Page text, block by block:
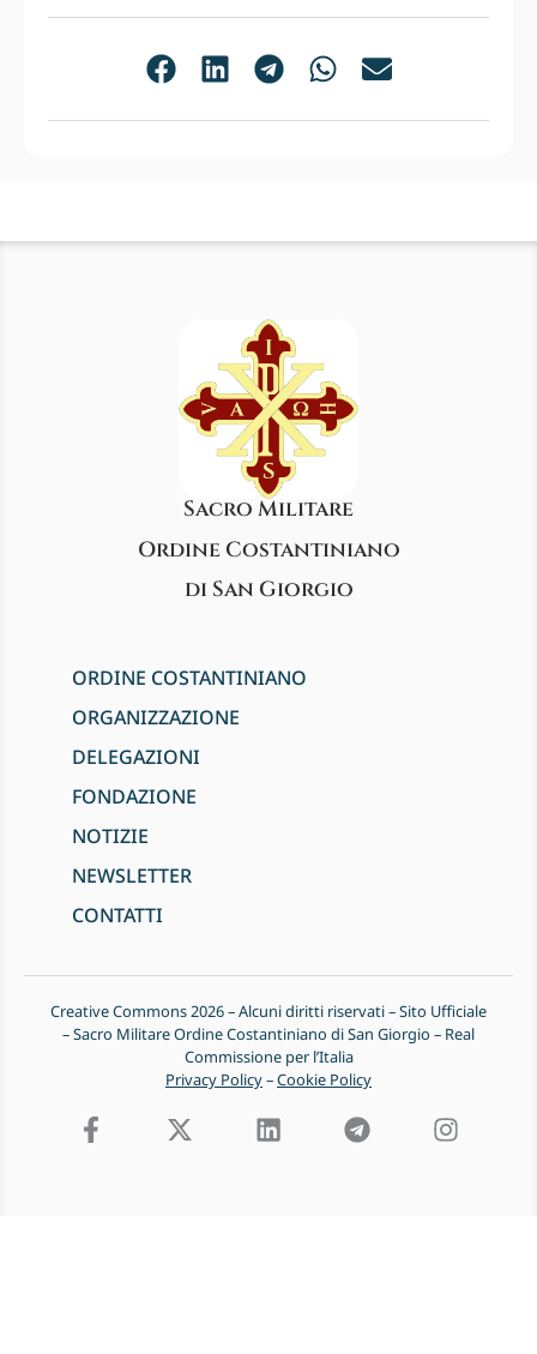
Sacro Militare
Ordine Costantiniano
di San Giorgio
ORDINE COSTANTINIANO
ORGANIZZAZIONE
DELEGAZIONI
FONDAZIONE
NOTIZIE
NEWSLETTER
CONTATTI
Creative Commons 2026 – Alcuni diritti riservati – Sito Ufficiale
– Sacro Militare Ordine Costantiniano di San Giorgio – Real
Commissione per l’Italia
Privacy Policy–Cookie Policy